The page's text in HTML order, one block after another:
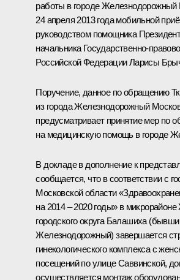
работы в городе Железнодорожный
24 апреля 2013 года мобильной
руководством помощника
начальника Государственно-
Российской Федерации Ларисы
Поручение, данное по обращению
из города Железнодорожный
предусматривает принятие мер по
на медицинскую помощь в городе
В докладе в дополнение к
сообщается, что в соответствии с
Московской области
на 2014 – 2020 годы» в
городского округа Балашиха
Железнодорожный) завершается
гинекологического комплекса с
посещений по улице Саввинской,
осуществляется монтаж